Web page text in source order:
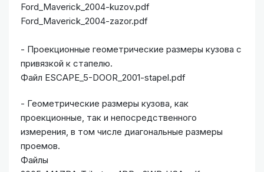
Ford_Maverick_2004-kuzov.pdf
Ford_Maverick_2004-zazor.pdf
- Проекционные геометрические размеры кузова с
привязкой к стапелю.
Файл ESCAPE_5-DOOR_2001-stapel.pdf
- Геометрические размеры кузова, как
проекционные, так и непосредственного
измерения, в том числе диагональные размеры
проемов.
Файлы